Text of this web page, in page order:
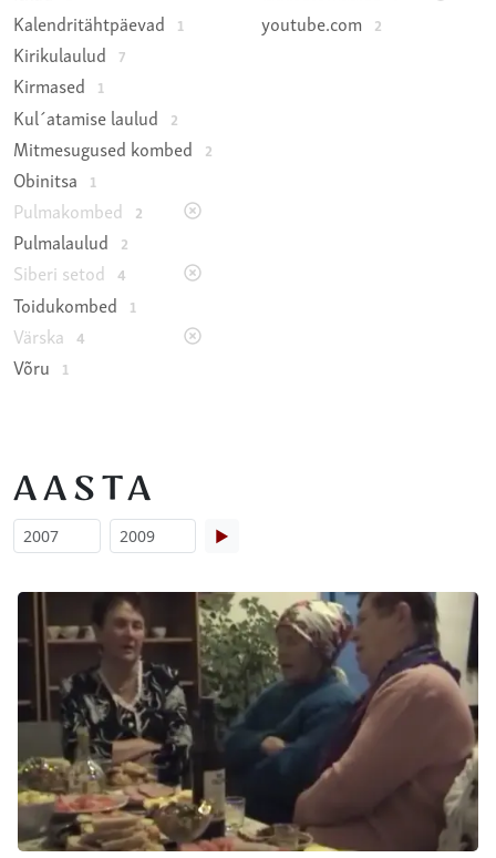
Kalendritähtpäevad 1
Kirikulaulud 7
Kirmased 1
Kul´atamise laulud 2
Mitmesugused kombed 2
Obinitsa 1
Pulmakombed 2
Pulmalaulud 2
Siberi setod 4
Toidukombed 1
Värska 4
Võru 1
youtube.com 2
AASTA
▶